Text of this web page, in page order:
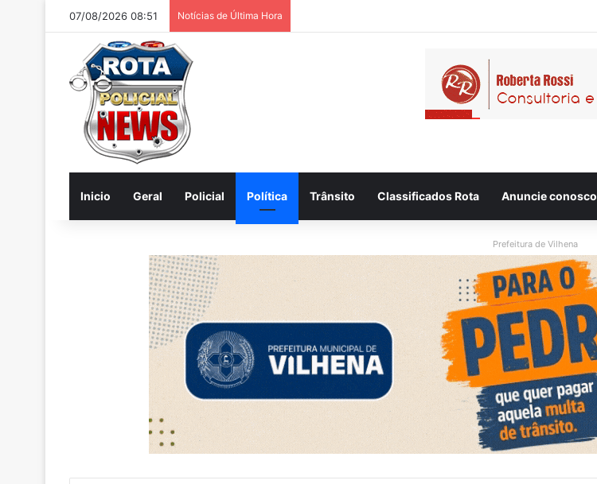
07/08/2026 08:51 Notícias de Última Hora
Inicio Geral Policial Política Trânsito Classificados Rota Anuncie conosco
Prefeitura de Vilhena